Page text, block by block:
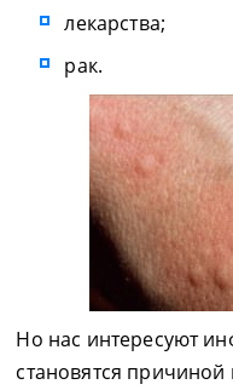
лекарства;
рак.
Но нас интересуют
становятся причиной